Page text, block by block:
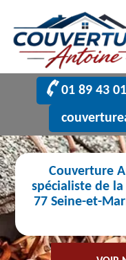
01 89 43
Couverture
spécialiste de
77 Seine-et-